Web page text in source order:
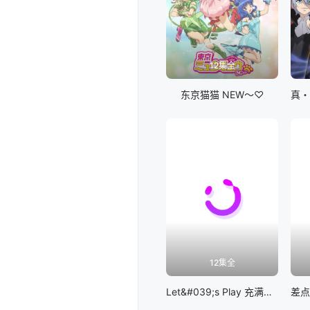
12集全
东京猫猫 NEW～♡
12集全
Let&#039;s Play 充满挑战的人生